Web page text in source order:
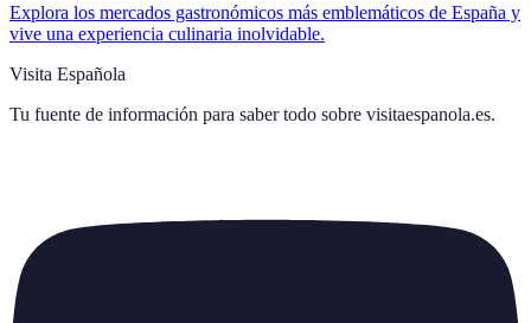
Explora los mercados gastronómicos más emblemáticos de España y
vive una experiencia culinaria inolvidable.
Visita Española
Tu fuente de información para saber todo sobre visitaespanola.es.